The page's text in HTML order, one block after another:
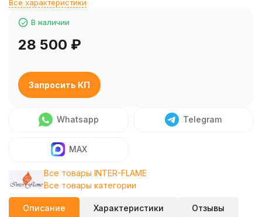
Все характеристики
В наличии
28 500 ₽
Запросить КП
Whatsapp Telegram
MAX
Все товары INTER-FLAME
Все товары категории
Описание Характеристики Отзывы